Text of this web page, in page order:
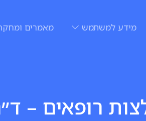
מידע למשתמש מאמרים
רופאים –